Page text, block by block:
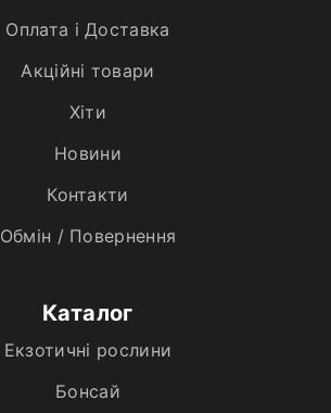
Оплата і Доставка
Акційні товари
Хiти
Новини
Контакти
Обмін / Повернення
Каталог
Екзотичні рослини
Бонсай